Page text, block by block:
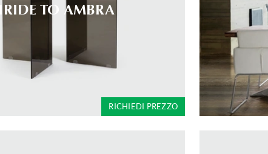
IRIDE TO AMBRA
RICHIEDI PREZZO